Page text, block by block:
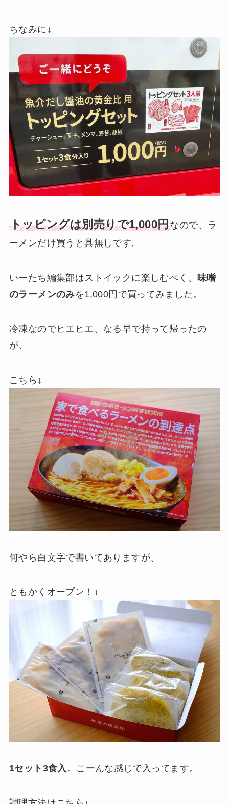
ちなみに↓
トッピングは別売りで1,000円なので、ラ
ーメンだけ買うと具無しです。
いーたち編集部はストイックに楽しむべく、
味噌
のラーメンのみを1,000円で買ってみました。
冷凍なのでヒエヒエ、なる早で持って帰ったの
が、
こちら↓
何やら白文字で書いてありますが、
ともかくオープン！↓
1セット3食入。こーんな感じで入ってます。